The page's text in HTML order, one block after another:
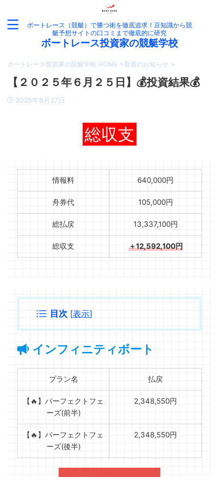
ボートレース（競艇）で勝つ術を徹底追求！豆知識から競
艇予想サイトの口コミまで徹底的に研究
ボートレース投資家の競艇学校
ボートレース投資家の競艇学校 HOME >新着のお知らせ >
【２０２５年６月２５日】💰投資結果💰
2025年6月27日
総収支
情報料 640,000円
舟券代 105,000円
総払戻 13,337,100円
総収支 ＋12,592,100円
目次 [表示]
インフィニティボート
プラン名 払戻
【🔥】パーフェクトフェ
ーズ(前半)
2,348,550円
【🔥】パーフェクトフェ
ーズ(後半)
2,348,550円